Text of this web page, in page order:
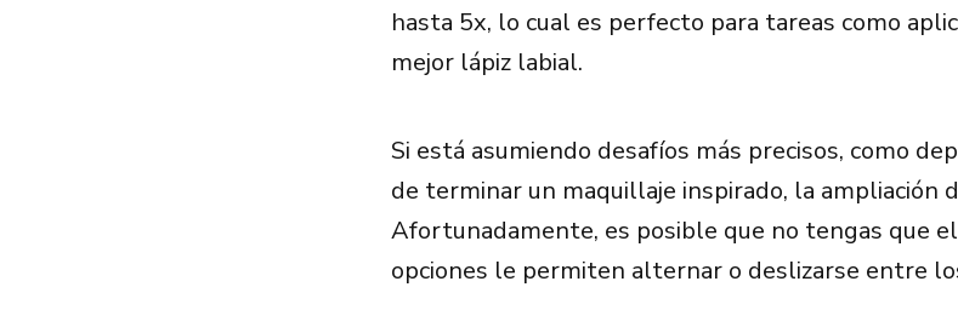
hasta 5x, lo cual es perfecto para tareas como
mejor lápiz labial.
Si está asumiendo desafíos más precisos, como
de terminar un maquillaje inspirado, la ampliación
Afortunadamente, es posible que no tengas que
opciones le permiten alternar o deslizarse entre